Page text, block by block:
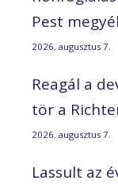
Pest
2026. augusztus 7.
Reagál a
tör a
2026. augusztus 7.
Lassult az